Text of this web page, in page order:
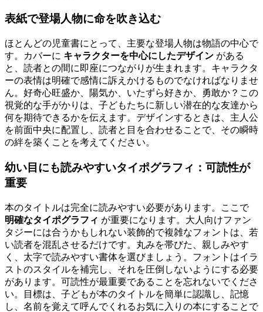
表紙で登場人物に命を吹き込む
ほとんどの児童書にとって、主要な登場人物は物語の中心で
す。カバーに キャラクターを中心にしたデザイン がある
と、読者との間に即座につながりが生まれます。キャラクタ
ーの表情は明確で感情に訴えかけるものでなければなりませ
ん。好奇心旺盛か、陽気か、いたずら好きか、勇敢か？この
視覚的な手がかりは、子どもたちに新しい潜在的な友達から
何を期待できるかを伝えます。デザインするときは、主人公
を前面中央に配置し、読者と目を合わせることで、その瞬時
の絆を築くことを考えてください。
幼い目にも読みやすいタイポグラフィ：可読性が
重要
本のタイトルは完全に読みやすい必要があります。ここで
明確なタイポグラフィ が重要になります。大人向けファン
タジーには合うかもしれない装飾的で複雑なフォントは、若
い読者を混乱させるだけです。丸みを帯びた、親しみやす
く、太字で読みやすい書体を選びましょう。フォントはイラ
ストのスタイルを補完し、それを圧倒しないようにする必要
があります。可読性が最重要であることを忘れないでくださ
い。目標は、子どもが本のタイトルを簡単に認識し、記憶
し、名前を覚えて呼んでくれるお気に入りの本にすることで